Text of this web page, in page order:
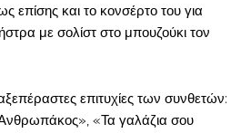
επίσης και το κονσέρτο του για
με σολίστ στο μπουζούκι τον
επιτυχίες των συνθετών:
«Τα γαλάζια σου